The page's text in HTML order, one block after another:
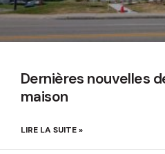
Dernières nouvelles
maison
LIRE LA SUITE »